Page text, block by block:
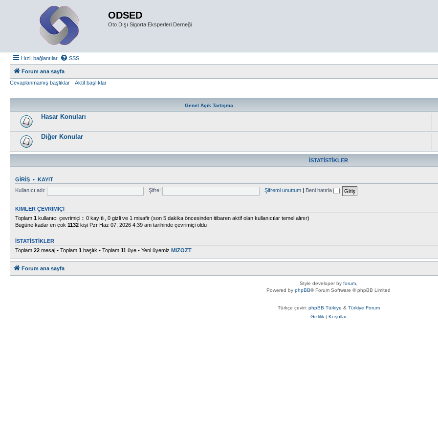
ODSED
Oto Dışı Sigorta Eksperleri Derneği
Hızlı bağlantılar SSS
Forum ana sayfa
Cevaplanmamış başlıklar
Aktif başlıklar
Genel Açık Tartışma
Hasar Konuları
Diğer Konular
İSTATISTIKLER
GIRIŞ • KAYIT
Kullanıcı adı:
Şifre: Şifremi unuttum Beni hatırla
KIMLER ÇEVRIMIÇI
Toplam 1 kullanıcı çevrimiçi :: 0 kayıtlı, 0 gizli ve 1 misafir (son 5 dakika öncesinden itibaren aktif olan kullanıcılar temel alınır)
Bugüne kadar en çok 1132 kişi Pzr Haz 07, 2026 4:39 am tarihinde çevrimiçi oldu
İSTATISTIKLER
Toplam 22 mesaj • Toplam 1 başlık • Toplam 11 üye • Yeni üyemiz MIZOZT
Forum ana sayfa
Style developer by forum
Powered by phpBB® Forum Software © phpBB Limited
Türkçe çeviri: phpBB Türkiye & Türkiye Forum
Gizlilik | Koşullar